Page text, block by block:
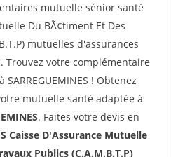
mutuelle sénior santé
Du BÃ¢timent Et Des
mutuelles d'assurances
Trouvez votre complémentaire
! Obtenez
mutuelle santé adaptée à
. Faites votre devis en
Caisse D'Assurance Mutuelle
Publics (C.A.M.B.T.P)